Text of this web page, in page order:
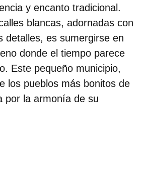
y encanto tradicional.
blancas, adornadas con
detalles, es sumergirse en
donde el tiempo parece
Este pequeño municipio,
los pueblos más bonitos de
por la armonía de su